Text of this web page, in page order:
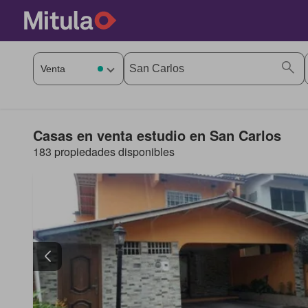
Casas en venta estudio en San Carlos
183 propiedades disponibles